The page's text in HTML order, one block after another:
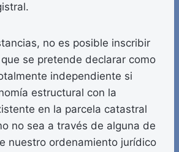
no es posible inscribir
se pretende declarar como
independiente si
estructural con la
en la parcela catastral
no sea a través de alguna de
nuestro ordenamiento jurídico